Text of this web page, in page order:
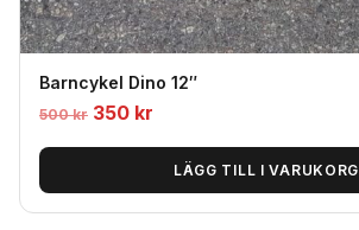
Barncykel Dino 12″
500kr Det
ursprungliga
var:
350 kr
nuvarande
priset
är:
LÄGG TILL I VARUKORG